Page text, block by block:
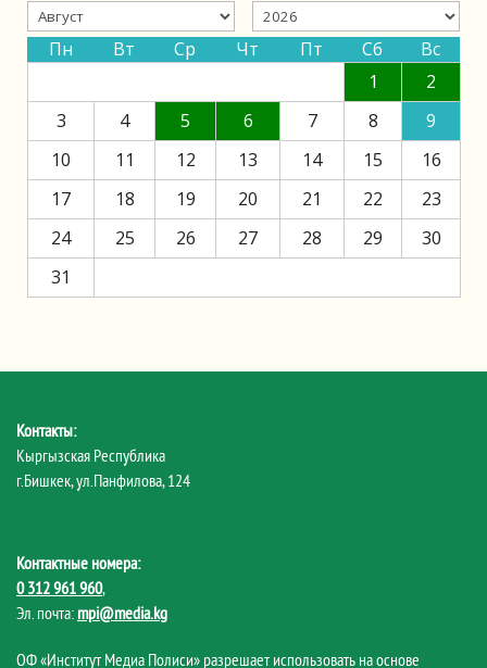
Пн Вт Ср Чт Пт Сб
Вс
1
2
3
4 5 6 7 8
9
10
11 12 13 14 15
16
17
18 19 20 21 22
23
24
25 26 27 28 29
30
31
Контакты:
Кыргызская Республика
г.Бишкек, ул.Панфилова, 124
Контактные номера:
0 312 961 960,
Эл. почта: mpi@media.kg
ОФ «Институт Медиа Полиси» разрешает использовать на основе